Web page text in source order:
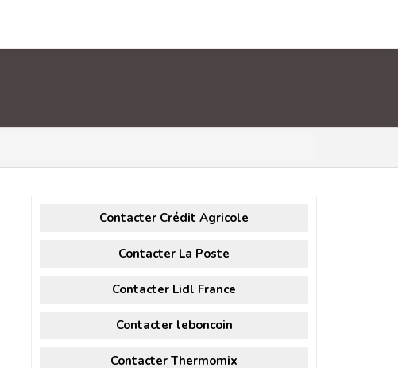
Contacter Crédit Agricole
Contacter La Poste
Contacter Lidl France
Contacter leboncoin
Contacter Thermomix